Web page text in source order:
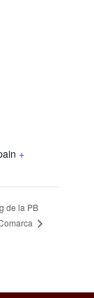
+
de la PB